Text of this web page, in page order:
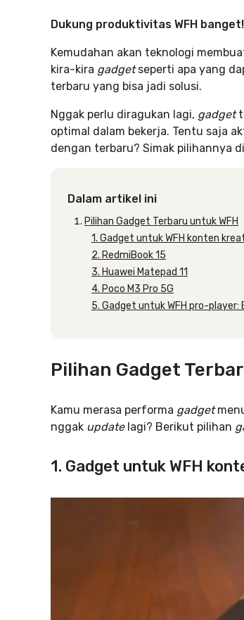
Dukung produktivitas WFH banget!
Kemudahan akan teknologi
kira-kira gadgetseperti apa yang
terbaru yang bisa jadi solusi.
Nggak perlu diragukan lagi, gadget
optimal dalam bekerja. Tentu saja
dengan terbaru? Simak pilihannya
Dalam artikel ini
Pilihan Gadget Terbaru untuk WFH
1. Gadget untuk WFH konten
2. RedmiBook 15
3. Huawei Matepad 11
4. Poco M3 Pro 5G
5. Gadget untuk WFH pro-player:
Pilihan Gadget
Kamu merasa performa gadget
nggak update lagi? Berikut pilihan
1. Gadget untuk WFH